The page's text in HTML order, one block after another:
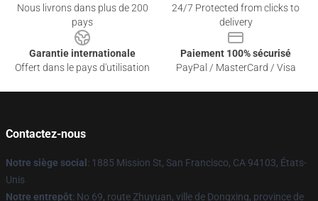
Nous livrons dans plus de 200
pays
24/7 Protected from clicks to
delivery
Garantie internationale
Offert dans le pays d'utilisation
Paiement 100% sécurisé
PayPal / MasterCard / Visa
Contactez-nous
Notre siège social : 1885 Mission St, San Francisco, CA 94103, États-
Unis
Notre entrepôt: No 69, route Zhuyuan, ville de Dongxing, province de